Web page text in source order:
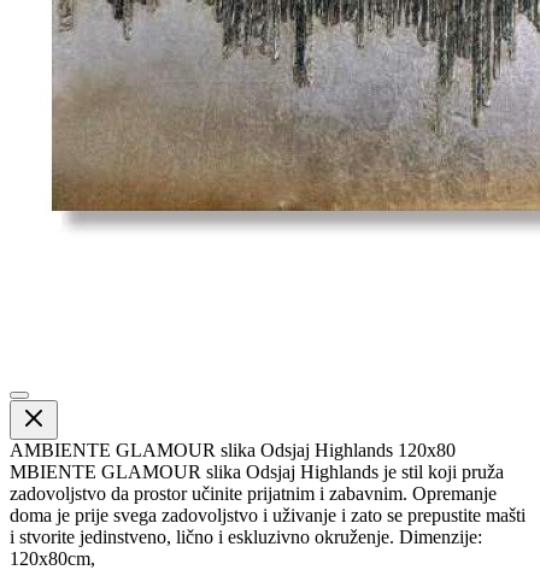
AMBIENTE GLAMOUR slika Odsjaj Highlands 120x80
MBIENTE GLAMOUR slika Odsjaj Highlands je stil koji pruža
zadovoljstvo da prostor učinite prijatnim i zabavnim. Opremanje
doma je prije svega zadovoljstvo i uživanje i zato se prepustite mašti
i stvorite jedinstveno, lično i eskluzivno okruženje. Dimenzije:
120x80cm,